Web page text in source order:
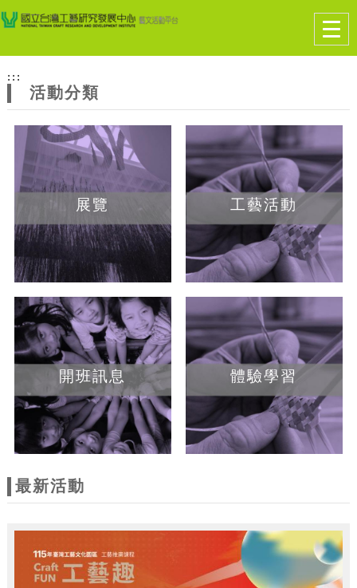
網
站
主
題
跳到主要內容
網站導覽
:::
活動分類
展覽 工藝活動
開班訊息 體驗學習
最新活動